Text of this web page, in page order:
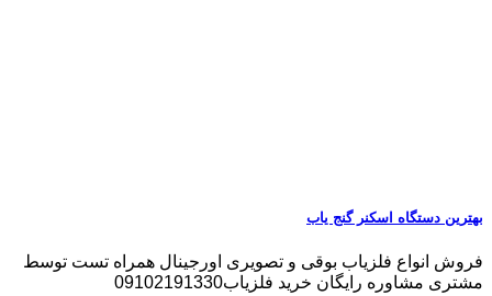
بهترین دستگاه اسکنر گنج یاب
فروش انواع فلزیاب بوقی و تصویری اورجینال همراه تست توسط
مشتری مشاوره رایگان خرید فلزیاب09102191330